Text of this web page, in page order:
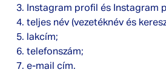
Instagram profil és Instagram
teljes név (vezetéknév és
lakcím;
telefonszám;
e-mail cím.